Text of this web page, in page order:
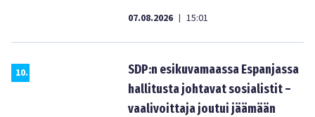
07.08.2026 | 15:01
10.
SDP:n esikuvamaassa Espanjassa
hallitusta johtavat sosialistit –
vaalivoittaja joutui jäämään